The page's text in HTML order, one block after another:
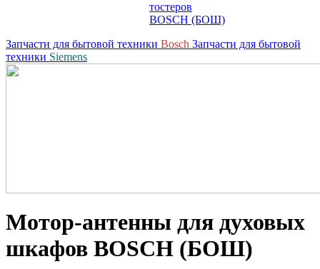
тостеров
BOSCH (БОШ)
Запчасти для бытовой техники Bosch Запчасти для бытовой
техники Siemens
Мотор-антенны для духовых
шкафов BOSCH (БОШ)